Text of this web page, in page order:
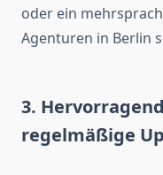
oder ein
Agenturen in Berlin
3.
regelmäßige